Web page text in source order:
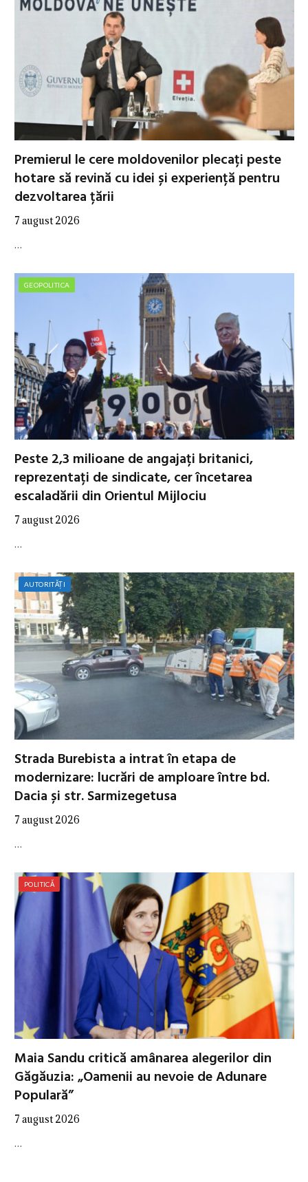
Premierul le cere moldovenilor plecați peste
hotare să revină cu idei și experiență pentru
dezvoltarea țării
7 august 2026
…
GEOPOLITICA
Peste 2,3 milioane de angajați britanici,
reprezentați de sindicate, cer încetarea
escaladării din Orientul Mijlociu
7 august 2026
…
AUTORITĂȚI
Strada Burebista a intrat în etapa de
modernizare: lucrări de amploare între bd.
Dacia și str. Sarmizegetusa
7 august 2026
…
POLITICĂ
Maia Sandu critică amânarea alegerilor din
Găgăuzia: „Oamenii au nevoie de Adunare
Populară”
7 august 2026
…